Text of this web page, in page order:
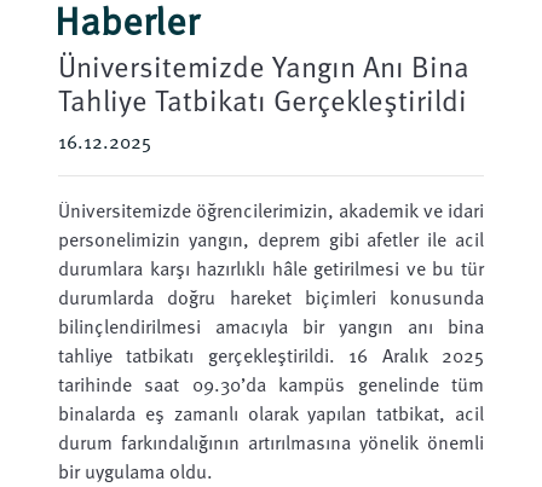
Haberler
Üniversitemizde Yangın Anı Bina
Tahliye Tatbikatı Gerçekleştirildi
16.12.2025
Üniversitemizde öğrencilerimizin, akademik ve idari
personelimizin yangın, deprem gibi afetler ile acil
durumlara karşı hazırlıklı hâle getirilmesi ve bu tür
durumlarda doğru hareket biçimleri konusunda
bilinçlendirilmesi amacıyla bir yangın anı bina
tahliye tatbikatı gerçekleştirildi. 16 Aralık 2025
tarihinde saat 09.30’da kampüs genelinde tüm
binalarda eş zamanlı olarak yapılan tatbikat, acil
durum farkındalığının artırılmasına yönelik önemli
bir uygulama oldu.